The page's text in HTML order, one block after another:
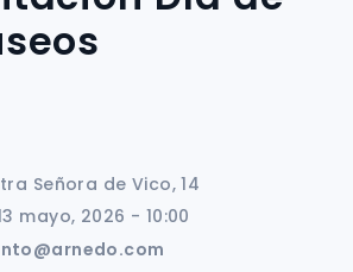
Señora de Vico, 14
mayo, 2026 - 10:00